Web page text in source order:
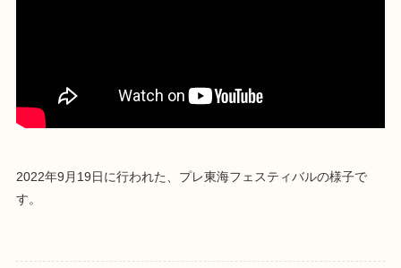
2022年9月19日に行われた、プレ東海フェスティバルの様子で
す。